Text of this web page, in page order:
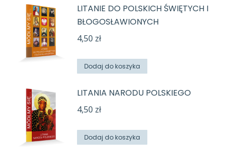
LITANIE DO POLSKICH ŚWIĘTYCH I
BŁOGOSŁAWIONYCH
4,50 zł
Dodaj do koszyka
LITANIA NARODU POLSKIEGO
4,50 zł
Dodaj do koszyka